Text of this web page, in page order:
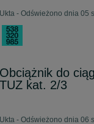
Ukta - Odświeżono dnia 05
Obciążnik do
TUZ kat. 2/3
Ukta - Odświeżono dnia 06